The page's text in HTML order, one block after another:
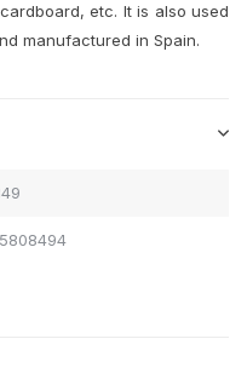
etc. It is also used
manufactured in Spain.